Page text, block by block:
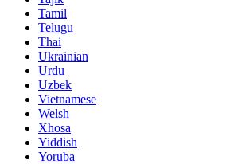
Tamil
Telugu
Thai
Ukrainian
Urdu
Uzbek
Vietnamese
Welsh
Xhosa
Yiddish
Yoruba